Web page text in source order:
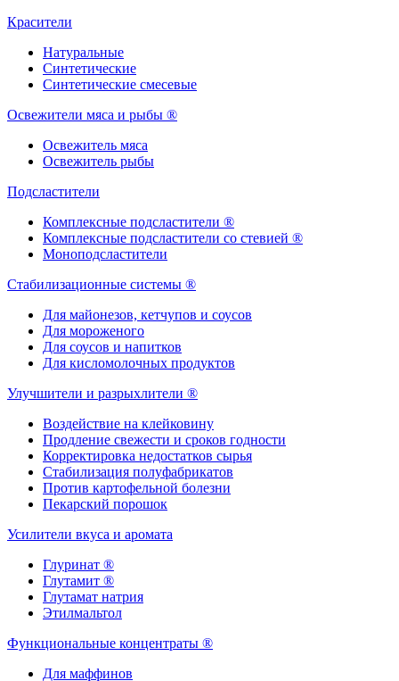
Красители
Натуральные
Синтетические
Синтетические смесевые
Освежители мяса и рыбы ®
Освежитель мяса
Освежитель рыбы
Подсластители
Комплексные подсластители ®
Комплексные подсластители со стевией ®
Моноподсластители
Стабилизационные системы ®
Для майонезов, кетчупов и соусов
Для мороженого
Для соусов и напитков
Для кисломолочных продуктов
Улучшители и разрыхлители ®
Воздействие на клейковину
Продление свежести и сроков годности
Корректировка недостатков сырья
Стабилизация полуфабрикатов
Против картофельной болезни
Пекарский порошок
Усилители вкуса и аромата
Глуринат ®
Глутамит ®
Глутамат натрия
Этилмальтол
Функциональные концентраты ®
Для маффинов